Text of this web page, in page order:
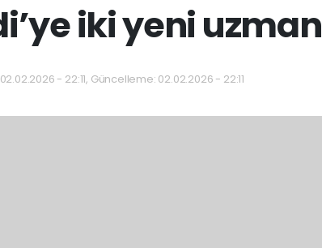
iki yeni uzman
02.02.2026 - 22:11, Güncelleme: 02.02.2026 - 22:11